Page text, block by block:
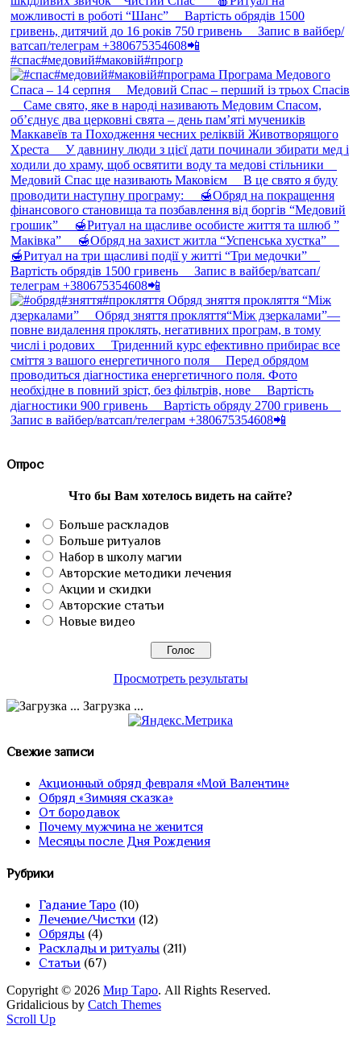
#спас#медовий#маковій#прогр
Опрос
Что бы Вам хотелось видеть на сайте?
Больше раскладов
Больше ритуалов
Набор в школу магии
Авторские методики лечения
Акции и скидки
Авторские статьи
Новые видео
Просмотреть результаты
Загрузка ...
Свежие записи
Акционный обряд февраля «Мой Валентин»
Обряд «Зимняя сказка»
От бородавок
Почему мужчина не женится
Месяцы после Дня Рождения
Рубрики
Гадание Таро (10)
Лечение/Чистки (12)
Обряды (4)
Расклады и ритуалы (211)
Статьи (67)
Copyright © 2026 Мир Таро. All Rights Reserved.
Gridalicious by Catch Themes
Scroll Up